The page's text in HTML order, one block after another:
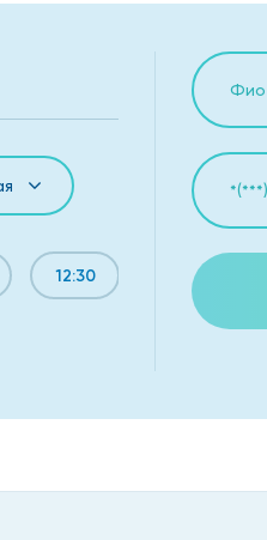
12:30 13:30